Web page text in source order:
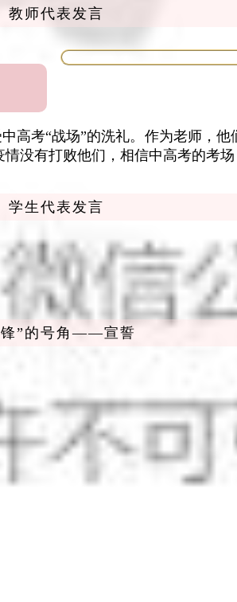
教师代表发言
考“战场”的洗礼。作为老师，他
没有打败他们，相信中高考的考场
学生代表发言
锋”的号角——宣誓